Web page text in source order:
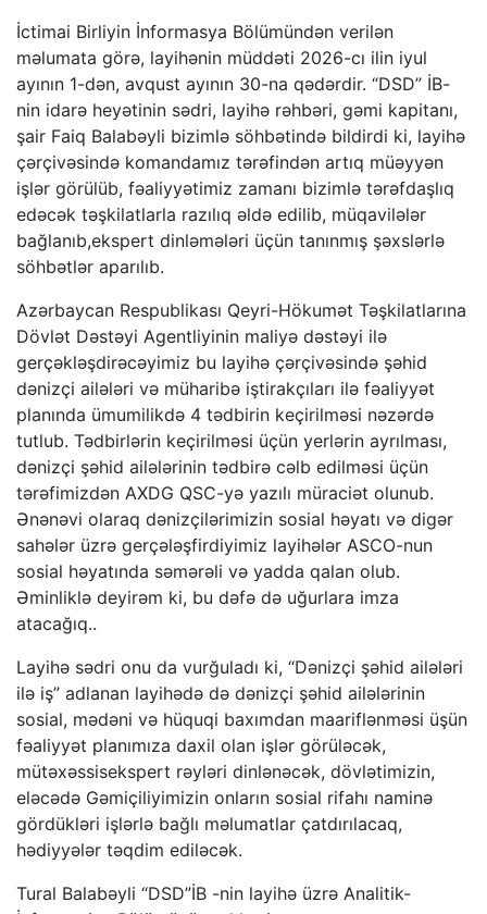
İctimai Birliyin İnformasya Bölümündən verilən
məlumata görə, layihənin müddəti 2026-cı ilin iyul
ayının 1-dən, avqust ayının 30-na qədərdir. “DSD” İB-
nin idarə heyətinin sədri, layihə rəhbəri, gəmi kapitanı,
şair Faiq Balabəyli bizimlə söhbətində bildirdi ki, layihə
çərçivəsində komandamız tərəfindən artıq müəyyən
işlər görülüb, fəaliyyətimiz zamanı bizimlə tərəfdaşlıq
edəcək təşkilatlarla razılıq əldə edilib, müqavilələr
bağlanıb,ekspert dinləmələri üçün tanınmış şəxslərlə
söhbətlər aparılıb.
Azərbaycan Respublikası Qeyri-Hökumət Təşkilatlarına
Dövlət Dəstəyi Agentliyinin maliyə dəstəyi ilə
gerçəkləşdirəcəyimiz bu layihə çərçivəsində şəhid
dənizçi ailələri və müharibə iştirakçıları ilə fəaliyyət
planında ümumilikdə 4 tədbirin keçirilməsi nəzərdə
tutlub. Tədbirlərin keçirilməsi üçün yerlərin ayrılması,
dənizçi şəhid ailələrinin tədbirə cəlb edilməsi üçün
tərəfimizdən AXDG QSC-yə yazılı müraciət olunub.
Ənənəvi olaraq dənizçilərimizin sosial həyatı və digər
sahələr üzrə gerçələşfirdiyimiz layihələr ASCO-nun
sosial həyatında səmərəli və yadda qalan olub.
Əminliklə deyirəm ki, bu dəfə də uğurlara imza
atacağıq..
Layihə sədri onu da vurğuladı ki, “Dənizçi şəhid ailələri
ilə iş” adlanan layihədə də dənizçi şəhid ailələrinin
sosial, mədəni və hüquqi baxımdan maariflənməsi üşün
fəaliyyət planımıza daxil olan işlər görüləcək,
mütəxəssisekspert rəyləri dinlənəcək, dövlətimizin,
eləcədə Gəmiçiliyimizin onların sosial rifahı naminə
gördükləri işlərlə bağlı məlumatlar çatdırılacaq,
hədiyyələr təqdim ediləcək.
Tural Balabəyli “DSD”İB -nin layihə üzrə Analitik-